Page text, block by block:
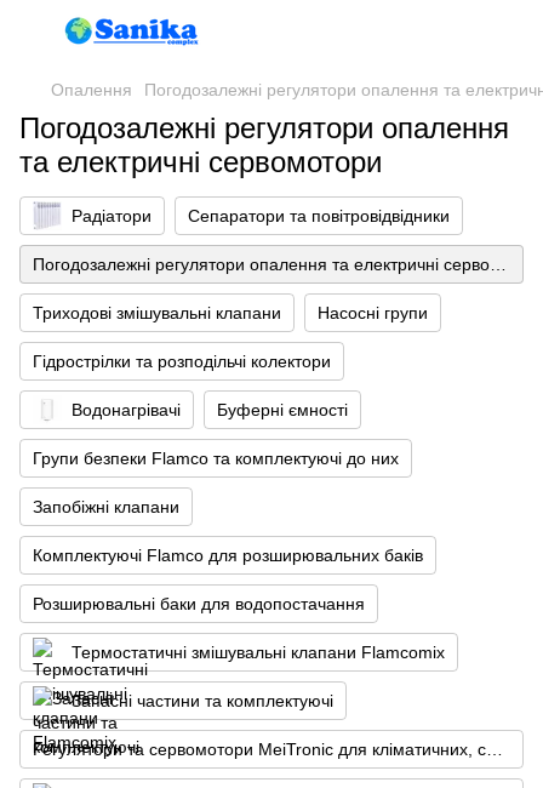
Опалення Погодозалежні регулятори опалення та
Погодозалежні регулятори опалення
та електричні сервомотори
Радіатори Сепаратори та повітровідвідники
Триходові змішувальні клапани Насосні групи
Гідрострілки та розподільчі колектори
Водонагрівачі Буферні ємності
Групи безпеки Flamco та комплектуючі до них
Запобіжні клапани
Комплектуючі Flamco для розширювальних баків
Розширювальні баки для водопостачання
Термостатичні змішувальні клапани Flamcomix
Запасні частини та комплектуючі